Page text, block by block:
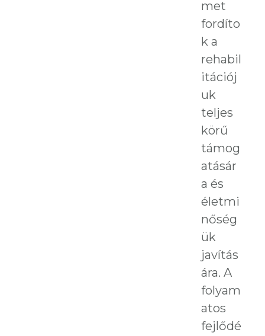
met
fordíto
k a
rehabil
itációj
uk
teljes
körű
támog
atásár
a és
életmi
nőség
ük
javítás
ára. A
folyam
atos
fejlődé